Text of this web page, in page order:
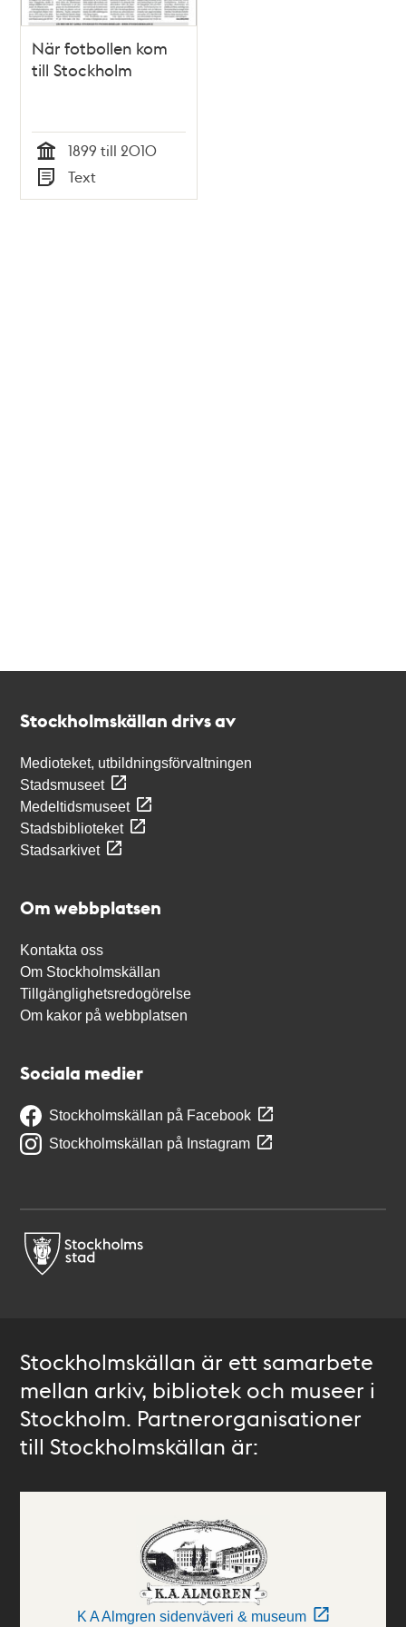
När fotbollen kom
till Stockholm
Tid
1899 till 2010
Typ
Text
Stockholmskällan drivs av
Medioteket, utbildningsförvaltningen
Stadsmuseet
Medeltidsmuseet
Stadsbiblioteket
Stadsarkivet
Om webbplatsen
Kontakta oss
Om Stockholmskällan
Tillgänglighetsredogörelse
Om kakor på webbplatsen
Sociala medier
Stockholmskällan på Facebook
Stockholmskällan på Instagram
Stockholmskällan är ett samarbete
mellan arkiv, bibliotek och museer i
Stockholm. Partnerorganisationer
till Stockholmskällan är:
K A Almgren sidenväveri & museum